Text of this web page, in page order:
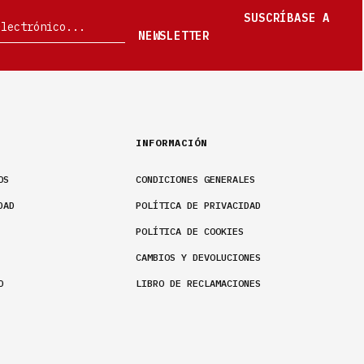
SUSCRÍBASE A
NEWSLETTER
INFORMACIÓN
CONDICIONES GENERALES
POLÍTICA DE PRIVACIDAD
POLÍTICA DE COOKIES
CAMBIOS Y DEVOLUCIONES
LIBRO DE RECLAMACIONES